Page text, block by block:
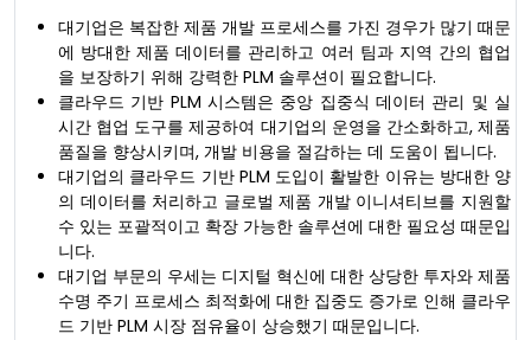
대기업은 복잡한 제품 개발 프로세스를 가진 경우가 많기 때문
에 방대한 제품 데이터를 관리하고 여러 팀과 지역 간의 협업
을 보장하기 위해 강력한 PLM 솔루션이 필요합니다.
클라우드 기반 PLM 시스템은 중앙 집중식 데이터 관리 및 실
시간 협업 도구를 제공하여 대기업의 운영을 간소화하고, 제품
품질을 향상시키며, 개발 비용을 절감하는 데 도움이 됩니다.
대기업의 클라우드 기반 PLM 도입이 활발한 이유는 방대한 양
의 데이터를 처리하고 글로벌 제품 개발 이니셔티브를 지원할
수 있는 포괄적이고 확장 가능한 솔루션에 대한 필요성 때문입
니다.
대기업 부문의 우세는 디지털 혁신에 대한 상당한 투자와 제품
수명 주기 프로세스 최적화에 대한 집중도 증가로 인해 클라우
드 기반 PLM 시장 점유율이 상승했기 때문입니다.